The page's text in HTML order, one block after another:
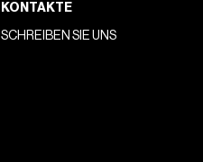
KONTAKTE
SCHREIBEN SIE UNS